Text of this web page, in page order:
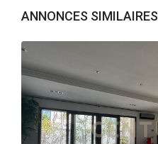
ANNONCES SIMILAIRES